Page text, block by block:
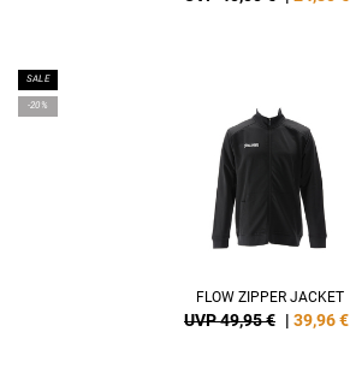
SALE
-20%
FLOW ZIPPER JACKET
UVP 49,95 € | 39,96€